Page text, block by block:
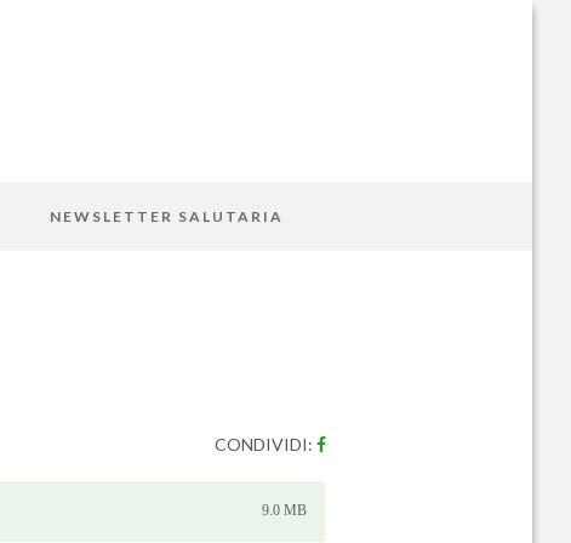
NEWSLETTER SALUTARIA
CONDIVIDI:
9.0 MB